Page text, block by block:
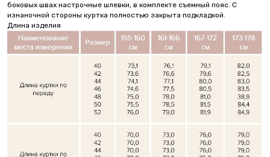
боковых швах настрочные шлевки, в комплекте съемный пояс. С
изнаночной стороны куртка полностью закрыта подкладкой.
Длина изделия